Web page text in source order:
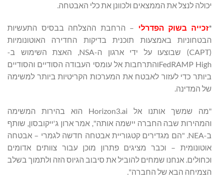
יכולה לנצל את הממצאים ולכוונן את כלי האבטחה.
*זכייה בשוק הפדרלי – הרחבת ההצלחה בבסיס התעשיות
הבטחוניות באמצעות תוכנית בדיקות החדירה האוטונומיות
(CAPT) שבוצעו על ידי ארגון ה-NSA, האצת השימוש ב-
FedRAMP Highוהתרחבות אל עומסי העבודה הסודיים והסודיים
ביותר כדי לעזור לאבטח את המערכות הקריטיות ביותר למשימה
של המדינה.
"מה שמשך אותנו אל Horizon3.ai הוא בהירות המשימה
והמהירות שבה החברה יישמה אותה", אמר ארון ג'ייקובסון, שותף
ב-NEA. "הם מגדירים קטגוריית אבטחה חדשה לגמרי – אבטחה
אוטונומית – וכבר מציגים פתרון מוכן עבור צוותים אדומים
וכחולים. אנחנו שמחים להוביל את סיבוב הגיוס הזה ולתמוך בשלב
הצמיחה הבא של החברה".